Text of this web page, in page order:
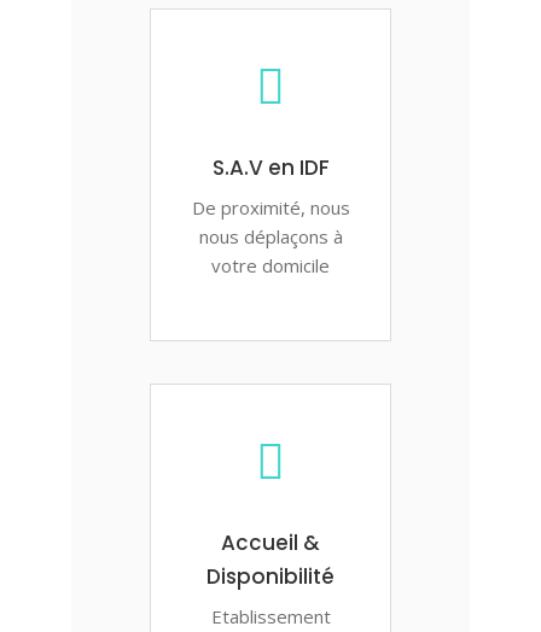
S.A.V en IDF
De proximité, nous
nous déplaçons à
votre domicile
Accueil &
Disponibilité
Etablissement